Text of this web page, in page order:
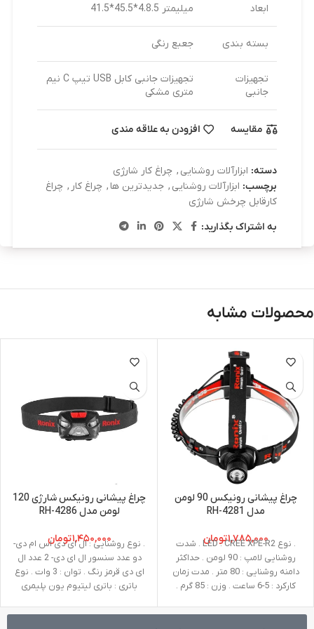
ابعاد میلیمتر 4.8.5*45.5*41.5
بسته بندی جعبع رنگی
تجهیزات
جانبی
تجهیزات جانبی کابل USB تیپ C نیم
متری مشکی
مقایسه افزودن به علاقه مندی
دسته: ابزارآلات روشنایی , چراغ کار شارژی
برچسب: ابزارآلات روشنایی , جدیدترین ها , چراغ کار , چراغ
کارقابل چرخش شارژی
به اشتراک بگذارید:
محصولات مشابه
چراغ پیشانی رونیکس 90 لومن
مدل RH-4281
۱,۷۸۵,۰۰۰تومان . نوع LED : CREE XPE-R2 . شدت
روشنایی لامپ : 90 لومن . حداکثر
دامنه روشنایی : 80 متر . مدت زمان
کارکرد : 5-6 ساعت . وزن : 85 گرم .
محدوده دمای نگهداری : 10 - تا 50
چراغ پیشانی رونیکس شارژی 120
لومن مدل RH-4286
۱,۴۵۰,۰۰۰تومان
. نوع روشنایی : ال ای دی اس ام دی-
دو عدد سنسور ال ای دی- 2 عدد ال
ای دی قرمز رنگ . توان : 3 وات . نوع
باتری : باتری لیتیوم یون پلیمری
120 لومن . حالات روشنایی : سوئیچ